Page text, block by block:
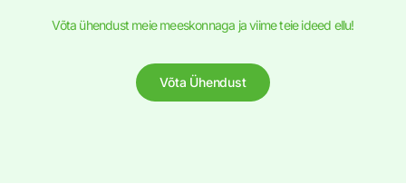
Võta ühendust meie meeskonnaga ja viime teie ideed ellu!
Võta Ühendust